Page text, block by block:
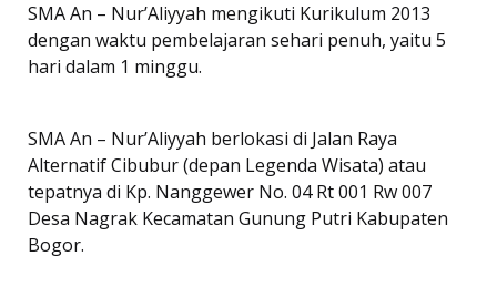
SMA An – Nur’Aliyyah mengikuti Kurikulum 2013
dengan waktu pembelajaran sehari penuh, yaitu 5
hari dalam 1 minggu.
SMA An – Nur’Aliyyah berlokasi di Jalan Raya
Alternatif Cibubur (depan Legenda Wisata) atau
tepatnya di Kp. Nanggewer No. 04 Rt 001 Rw 007
Desa Nagrak Kecamatan Gunung Putri Kabupaten
Bogor.